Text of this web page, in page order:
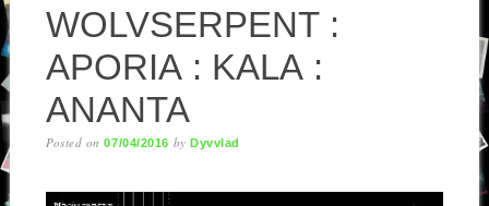
WOLVSERPENT :
APORIA : KALA :
ANANTA
Posted on07/04/2016 byDyvvlad